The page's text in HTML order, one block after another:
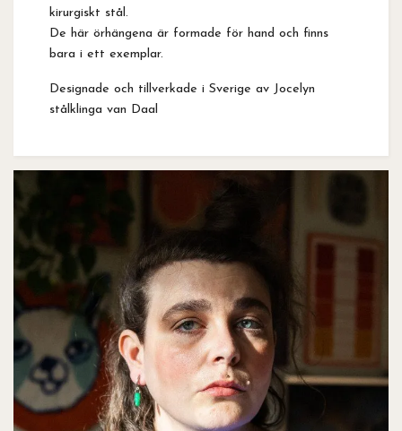
kirurgiskt stål.
De här örhängena är formade för hand och finns
bara i ett exemplar.
Designade och tillverkade i Sverige av Jocelyn
stålklinga van Daal